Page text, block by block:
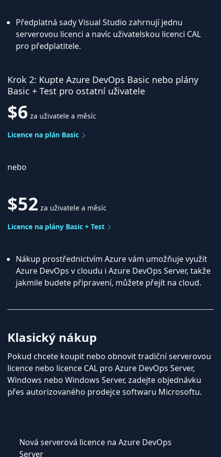
Předplatná sady Visual Studio zahrnují jednu
serverovou licenci a navíc uživatelskou licenci CAL
pro předplatitele.
Krok 2: Kupte Azure DevOps Basic nebo plány
Basic + Test pro ostatní uživatele
$6 za uživatele a měsíc
Licence na plán Basic
nebo
$52 za uživatele a měsíc
Licence na plány Basic + Test
Nákup prostřednictvím Azure vám umožňuje využít
Azure DevOps v cloudu i Azure DevOps Server, takže
jakmile budete připravení, můžete přejít na cloud.
Klasický nákup
Pokud chcete koupit nebo obnovit tradiční serverovou
licence nebo licence CAL pro Azure DevOps Server,
Windows nebo Windows Server, zadejte objednávku
přes autorizovaného prodejce softwaru Microsoftu.
Nová serverová licence na Azure DevOps
Server